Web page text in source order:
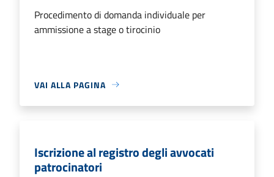
Procedimento di domanda individuale per
ammissione a stage o tirocinio
VAI ALLA PAGINA
Iscrizione al registro degli avvocati
patrocinatori